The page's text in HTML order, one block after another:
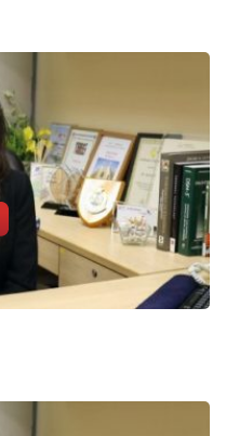
可以嘗試慢慢將呼吸
的一呼一吸，直至你
繼續處理其他事情。
做事，效果可以相差甚
5. 表達你的感受 跟伴
個很減壓的方法，讓
而不是令他/她成為另
只談你們彼此關係以外
前發生的事情當作是
6. 尋求支援 如果情
專業幫助。透過網上
受情緒和心理上的支